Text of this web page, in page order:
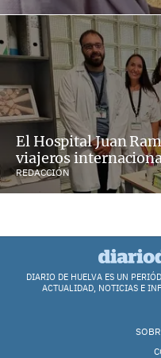
El Hospital Juan
viajeros
REDACCIÓN
DIARIO DE HUELVA ES UN
ACTUALIDAD, NOTICIAS E